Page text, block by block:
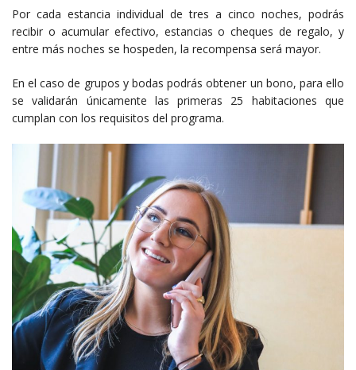
Por cada estancia individual de tres a cinco noches, podrás
recibir o acumular efectivo, estancias o cheques de regalo, y
entre más noches se hospeden, la recompensa será mayor.
En el caso de grupos y bodas podrás obtener un bono, para ello
se validarán únicamente las primeras 25 habitaciones que
cumplan con los requisitos del programa.